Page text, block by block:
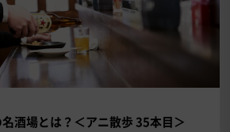
酒場とは？＜アニ散歩 35本目＞